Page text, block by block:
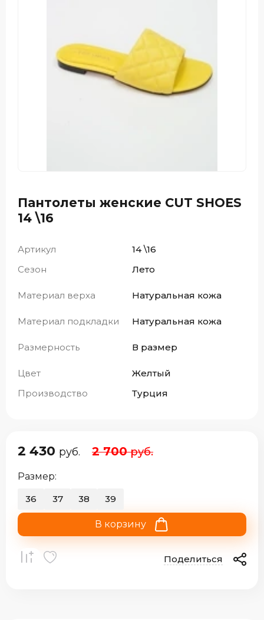
Пантолеты женские CUT SHOES
14 \16
Артикул
14 \16
Сезон
Лето
Материал верха Натуральная кожа
Материал подкладки Натуральная кожа
Размерность В размер
Цвет
Желтый
Производство
Турция
2 430 руб. 2 700 руб.
Размер:
36
37 38 39
В корзину
Поделиться